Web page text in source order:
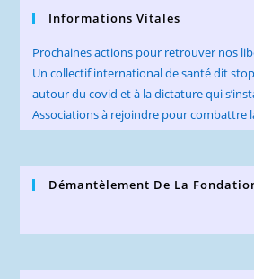
Informations Vitales
Prochaines actions pour retrouver nos
Un collectif international de santé dit
autour du covid et à la dictature qui
Associations à rejoindre pour combattre
Démantèlement De La